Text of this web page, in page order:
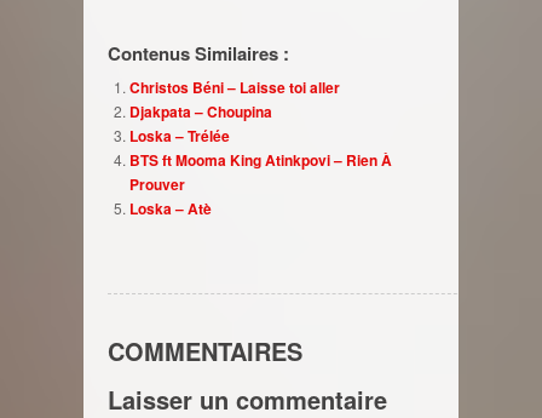
Contenus Similaires :
Christos Béni – Laisse toi aller
Djakpata – Choupina
Loska – Trélée
BTS ft Mooma King Atinkpovi – Rien À
Prouver
Loska – Atè
COMMENTAIRES
Laisser un commentaire